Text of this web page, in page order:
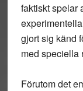
faktiskt spelar
gjort sig känd
med speciella
Förutom det